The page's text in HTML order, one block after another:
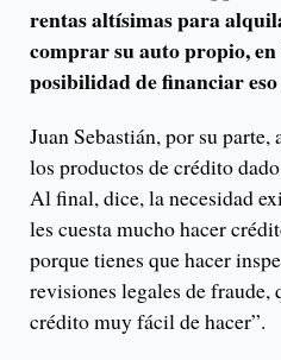
rentas altísimas para
comprar su auto propio,
posibilidad de financiar
Juan Sebastián, por su
los productos de crédito
Al final, dice, la necesidad
les cuesta mucho hacer
porque tienes que hacer
revisiones legales de fraude,
crédito muy fácil de hacer”.